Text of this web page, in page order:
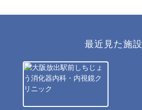
最近見た施設